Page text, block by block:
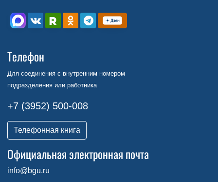
Телефон
Для соединения с внутренним номером
подразделения или работника
+7 (3952) 500-008
Телефонная книга
Официальная электронная почта
info@bgu.ru